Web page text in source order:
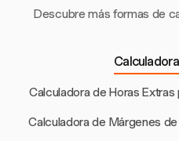
Descubre más formas de
Calculadora de Horas
Calculadora de Márgenes